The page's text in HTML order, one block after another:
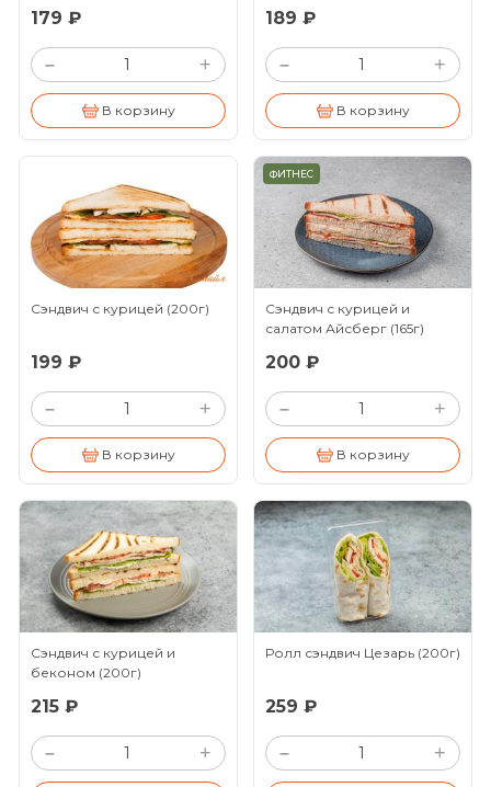
179 ₽
– +
В корзину
189 ₽
– +
В корзину
Сэндвич с курицей (200г)
199 ₽
– +
В корзину
ФИТНЕС
Сэндвич с курицей и
салатом Айсберг (165г)
200 ₽
– +
В корзину
Сэндвич с курицей и
беконом (200г)
215 ₽
– +
Ролл сэндвич Цезарь (200г)
259 ₽
– +